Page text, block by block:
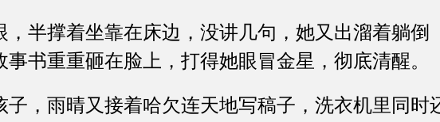
撑着坐靠在床边，没讲几句，她又出溜着躺倒
书重重砸在脸上，打得她眼冒金星，彻底清醒。
，雨晴又接着哈欠连天地写稿子，洗衣机里同时